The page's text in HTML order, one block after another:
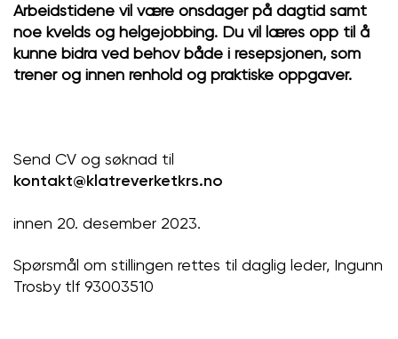
Arbeidstidene vil være onsdager på dagtid samt
noe kvelds og helgejobbing. Du vil læres opp til å
kunne bidra ved behov både i resepsjonen, som
trener og innen renhold og praktiske oppgaver.
Send CV og søknad til
kontakt@klatreverketkrs.no
innen 20. desember 2023.
Spørsmål om stillingen rettes til daglig leder, Ingunn
Trosby tlf 93003510